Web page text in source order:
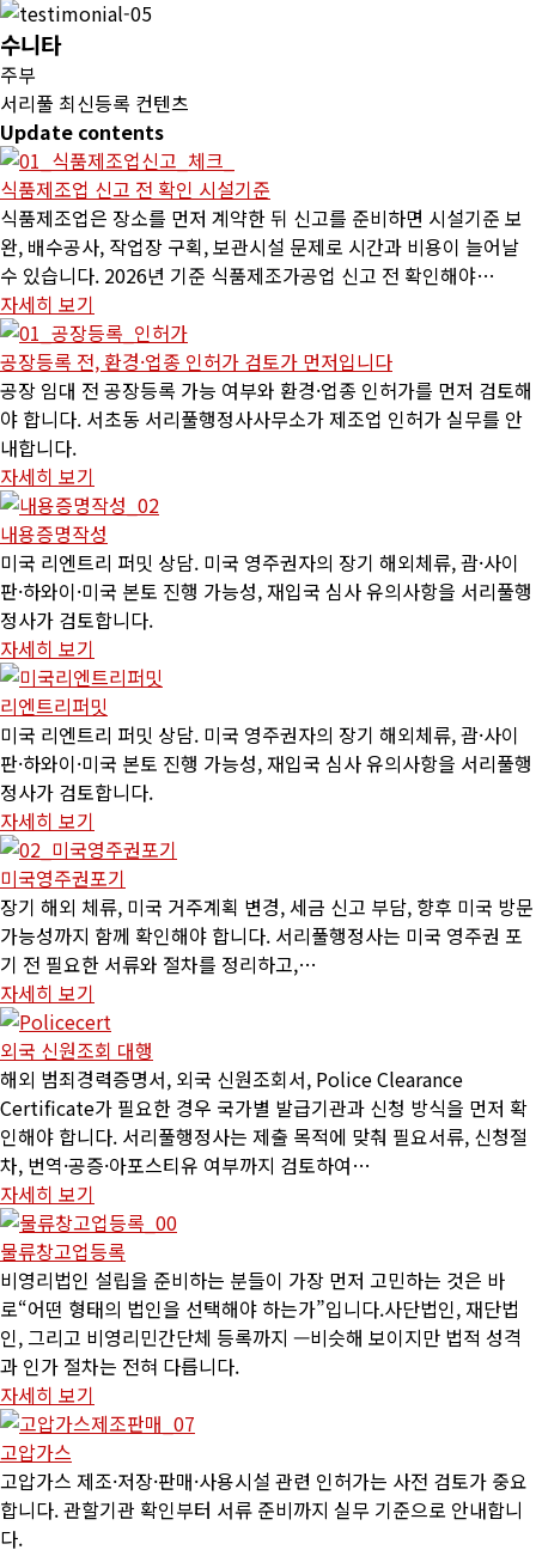
수니타
주부
서리풀 최신등록 컨텐츠
Update contents
식품제조업 신고 전 확인 시설기준
식품제조업은 장소를 먼저 계약한 뒤 신고를 준비하면 시설기준 보
완, 배수공사, 작업장 구획, 보관시설 문제로 시간과 비용이 늘어날
수 있습니다. 2026년 기준 식품제조가공업 신고 전 확인해야…
자세히 보기
공장등록 전, 환경·업종 인허가 검토가 먼저입니다
공장 임대 전 공장등록 가능 여부와 환경·업종 인허가를 먼저 검토해
야 합니다. 서초동 서리풀행정사사무소가 제조업 인허가 실무를 안
내합니다.
자세히 보기
내용증명작성
미국 리엔트리 퍼밋 상담. 미국 영주권자의 장기 해외체류, 괌·사이
판·하와이·미국 본토 진행 가능성, 재입국 심사 유의사항을 서리풀행
정사가 검토합니다.
자세히 보기
리엔트리퍼밋
미국 리엔트리 퍼밋 상담. 미국 영주권자의 장기 해외체류, 괌·사이
판·하와이·미국 본토 진행 가능성, 재입국 심사 유의사항을 서리풀행
정사가 검토합니다.
자세히 보기
미국영주권포기
장기 해외 체류, 미국 거주계획 변경, 세금 신고 부담, 향후 미국 방문
가능성까지 함께 확인해야 합니다. 서리풀행정사는 미국 영주권 포
기 전 필요한 서류와 절차를 정리하고,…
자세히 보기
외국 신원조회 대행
해외 범죄경력증명서, 외국 신원조회서, Police Clearance
Certificate가 필요한 경우 국가별 발급기관과 신청 방식을 먼저 확
인해야 합니다. 서리풀행정사는 제출 목적에 맞춰 필요서류, 신청절
차, 번역·공증·아포스티유 여부까지 검토하여…
자세히 보기
물류창고업등록
비영리법인 설립을 준비하는 분들이 가장 먼저 고민하는 것은 바
로“어떤 형태의 법인을 선택해야 하는가”입니다.사단법인, 재단법
인, 그리고 비영리민간단체 등록까지 —비슷해 보이지만 법적 성격
과 인가 절차는 전혀 다릅니다.
자세히 보기
고압가스
고압가스 제조·저장·판매·사용시설 관련 인허가는 사전 검토가 중요
합니다. 관할기관 확인부터 서류 준비까지 실무 기준으로 안내합니
다.